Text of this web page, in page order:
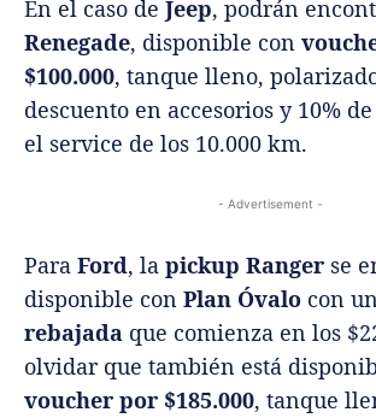
En el caso de Jeep, podrán
Renegade, disponible con
$100.000, tanque lleno,
descuento en accesorios y 10%
el service de los 10.000 km.
- Advertisement -
Para Ford, la pickup Ranger se
disponible con Plan Óvalo con
rebajada que comienza en los
olvidar que también está
voucher por $185.000, tanque